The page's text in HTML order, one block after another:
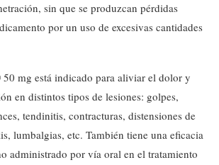
sin que se produzcan pérdidas
por un uso de excesivas cantidades
mg está indicado para aliviar el dolor y
en distintos tipos de lesiones: golpes,
tendinitis, contracturas, distensiones de
lumbalgias, etc. También tiene una eficacia
administrado por vía oral en el tratamiento